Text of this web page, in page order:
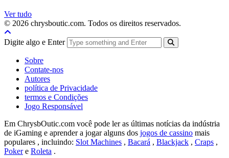
Ver tudo
© 2026 chrysboutic.com. Todos os direitos reservados.
Digite algo e Enter
Sobre
Contate-nos
Autores
política de Privacidade
termos e Condições
Jogo Responsável
Em ChrysbOutic.com você pode ler as últimas notícias da indústria
de iGaming e aprender a jogar alguns dos jogos de cassino mais
populares , incluindo: Slot Machines , Bacará , Blackjack , Craps ,
Pokere Roleta .